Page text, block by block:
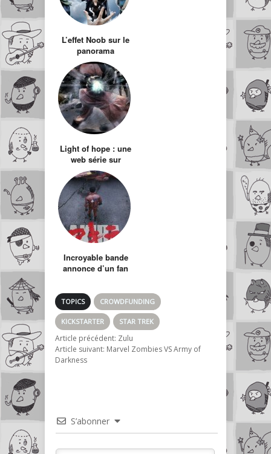
L’effet Noob sur le
panorama
télévisuel Français
Light of hope : une
web série sur
Dragon Ball Z
Incroyable bande
annonce d’un fan
TOPICS CROWDFUNDING
KICKSTARTER STAR TREK
Article précédent: Zulu
Article suivant: Marvel Zombies VS Army of
Darkness
S’abonner